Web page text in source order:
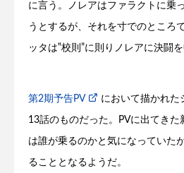
に言う。ノレアはファラクトに乗
うとするが、それを寸でのところ
ッタは‟校則”に則りノレアに決闘を
第2期予告PV において描かれた
13話のものだった。PVに出てきた
は誰が乗るのかと気になっていた
ることとなるようだ。